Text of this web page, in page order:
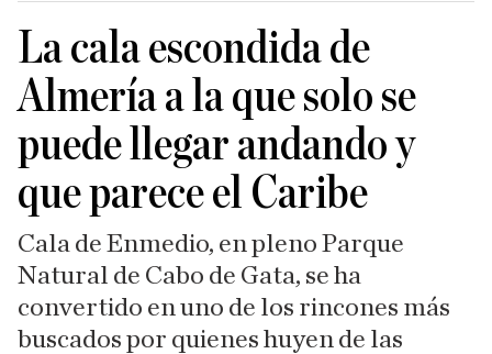
La cala escondida de
Almería a la que solo se
puede llegar andando y
que parece el Caribe
Cala de Enmedio, en pleno Parque
Natural de Cabo de Gata, se ha
convertido en uno de los rincones más
buscados por quienes huyen de las